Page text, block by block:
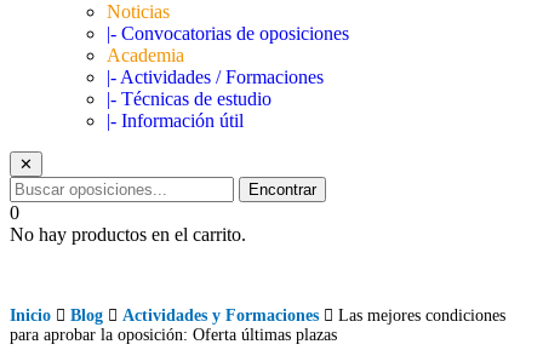
Noticias
|- Convocatorias de oposiciones
Academia
|- Actividades / Formaciones
|- Técnicas de estudio
|- Información útil
✕
Encontrar
0
No hay productos en el carrito.
Inicio Blog Actividades y Formaciones
Las mejores condiciones
para aprobar la oposición: Oferta últimas plazas